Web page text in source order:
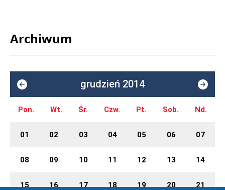
Archiwum
grudzień 2014
Pon. Wt. Śr. Czw. Pt. Sob. Nd.
01 02 03 04 05 06 07
08 09 10 11 12 13 14
15 16 17 18 19 20 21